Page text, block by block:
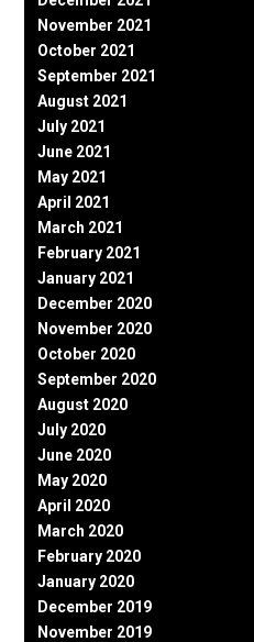
November 2021
October 2021
September 2021
August 2021
July 2021
June 2021
May 2021
April 2021
March 2021
February 2021
January 2021
December 2020
November 2020
October 2020
September 2020
August 2020
July 2020
June 2020
May 2020
April 2020
March 2020
February 2020
January 2020
December 2019
November 2019